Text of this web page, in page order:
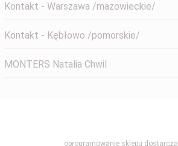
Kontakt - Warszawa /mazowieckie/
Kontakt - Kębłowo /pomorskie/
MONTERS Natalia Chwil
oprogramowanie sklepu dostarcza